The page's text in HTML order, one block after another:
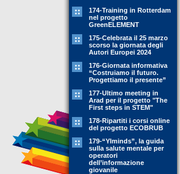
174-Training in Rotterdam
nel progetto
GreenELEMENT
175-Celebrata il 25 marzo
scorso la giornata degli
Autori Europei 2024
176-Giornata informativa
“Costruiamo il futuro.
Progettiamo il presente”
177-Ultimo meeting in
Arad per il progetto "The
First steps in STEM"
178-Ripartiti i corsi online
del progetto ECOBRUB
179-“YIminds”, la guida
sulla salute mentale per
operatori
dell’informazione
giovanile